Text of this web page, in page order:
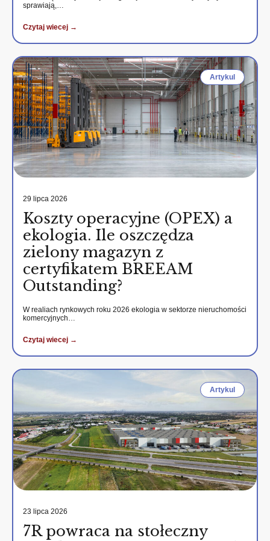
sprawiają,…
Czytaj wiecej →
Artykul
29 lipca 2026
Koszty operacyjne (OPEX) a
ekologia. Ile oszczędza
zielony magazyn z
certyfikatem BREEAM
Outstanding?
W realiach rynkowych roku 2026 ekologia w sektorze nieruchomości
komercyjnych…
Czytaj wiecej →
Artykul
23 lipca 2026
7R powraca na stołeczny